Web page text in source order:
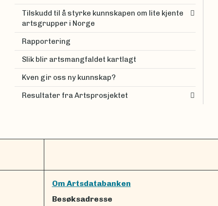
Tilskudd til å styrke kunnskapen om lite kjente
artsgrupper i Norge
Rapportering
Slik blir artsmangfaldet kartlagt
Kven gir oss ny kunnskap?
Resultater fra Artsprosjektet
Om Artsdatabanken
Besøksadresse